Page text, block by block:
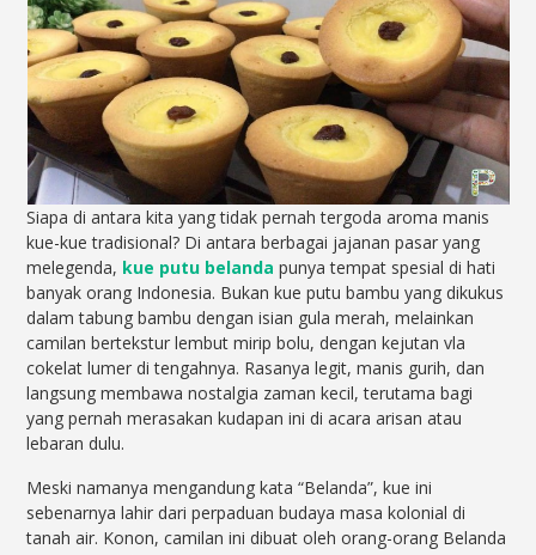
Siapa di antara kita yang tidak pernah tergoda aroma manis
kue-kue tradisional? Di antara berbagai jajanan pasar yang
melegenda, kue putu belanda punya tempat spesial di hati
banyak orang Indonesia. Bukan kue putu bambu yang dikukus
dalam tabung bambu dengan isian gula merah, melainkan
camilan bertekstur lembut mirip bolu, dengan kejutan vla
cokelat lumer di tengahnya. Rasanya legit, manis gurih, dan
langsung membawa nostalgia zaman kecil, terutama bagi
yang pernah merasakan kudapan ini di acara arisan atau
lebaran dulu.
Meski namanya mengandung kata “Belanda”, kue ini
sebenarnya lahir dari perpaduan budaya masa kolonial di
tanah air. Konon, camilan ini dibuat oleh orang-orang Belanda